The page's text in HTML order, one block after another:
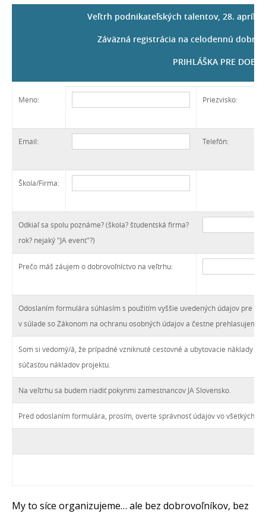
Veľtrh podnikateľských talentov, 28. apríl
Záväzná registrácia na celodennú
PRIHLÁŠKA PRE
Meno: Priezvisko:
Email: Telefón:
Škola/Firma:
Odkiaľ sa spolu poznáme? (škola? študentská firma?
rok? nejaký "JA event"?)
Prečo máš záujem o dobrovoľníctvo na veľtrhu:
Odoslaním formulára súhlasím s použitím vyššie uvedených údajov pre
v súlade so Zákonom na ochranu osobných údajov a čestne
Som si vedomý/á, že prípadné vzniknuté cestovné a ubytovacie náklady
súčasťou nákladov projektu.
Na veľtrhu sa budem riadiť pokynmi zamestnancov JA Slovensko.
Pred odoslaním formulára, prosím, overte správnosť údajov vo všetkých
My to síce organizujeme… ale bez dobrovoľníkov, bez